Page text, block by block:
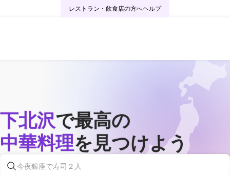
レストラン・飲食店の方へヘルプ
下北沢で最高の
中華料理を見つけよう